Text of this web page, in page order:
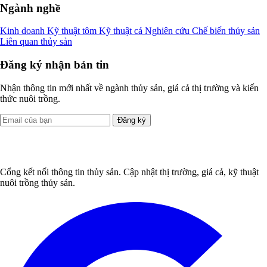
Ngành nghề
Kinh doanh Kỹ thuật tôm Kỹ thuật cá Nghiên cứu Chế biến thủy sản
Liên quan thủy sản
Đăng ký nhận bản tin
Nhận thông tin mới nhất về ngành thủy sản, giá cả thị trường và kiến
thức nuôi trồng.
Đăng ký
Cổng kết nối thông tin thủy sản. Cập nhật thị trường, giá cả, kỹ thuật
nuôi trồng thủy sản.